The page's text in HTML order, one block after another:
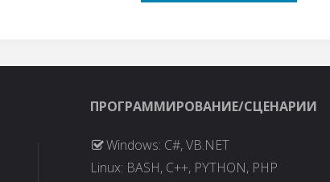
ПРОГРАММИРОВАНИЕ/СЦЕНАРИИ
Windows: C#, VB.NET
Linux: BASH, C++, PYTHON, PHP